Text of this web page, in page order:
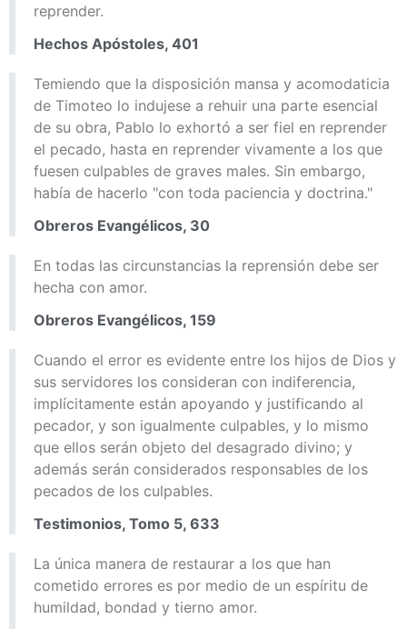
reprender.
Hechos Apóstoles, 401
Temiendo que la disposición mansa y acomodaticia
de Timoteo lo indujese a rehuir una parte esencial
de su obra, Pablo lo exhortó a ser fiel en reprender
el pecado, hasta en reprender vivamente a los que
fuesen culpables de graves males. Sin embargo,
había de hacerlo "con toda paciencia y doctrina."
Obreros Evangélicos, 30
En todas las circunstancias la reprensión debe ser
hecha con amor.
Obreros Evangélicos, 159
Cuando el error es evidente entre los hijos de Dios y
sus servidores los consideran con indiferencia,
implícitamente están apoyando y justificando al
pecador, y son igualmente culpables, y lo mismo
que ellos serán objeto del desagrado divino; y
además serán considerados responsables de los
pecados de los culpables.
Testimonios, Tomo 5, 633
La única manera de restaurar a los que han
cometido errores es por medio de un espíritu de
humildad, bondad y tierno amor.